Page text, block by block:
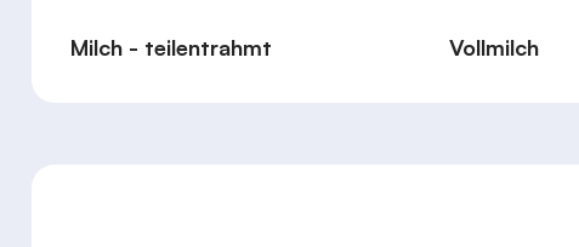
Milch - teilentrahmt Vollmilch